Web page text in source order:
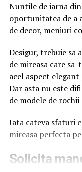
Nuntile de iarna
oportunitatea de a
de decor, meniuri
Desigur, trebuie sa
de mireasa care
acel aspect
Dar asta nu este
de modele de
Iata cateva sfaturi
mireasa perfecta
​Solicita